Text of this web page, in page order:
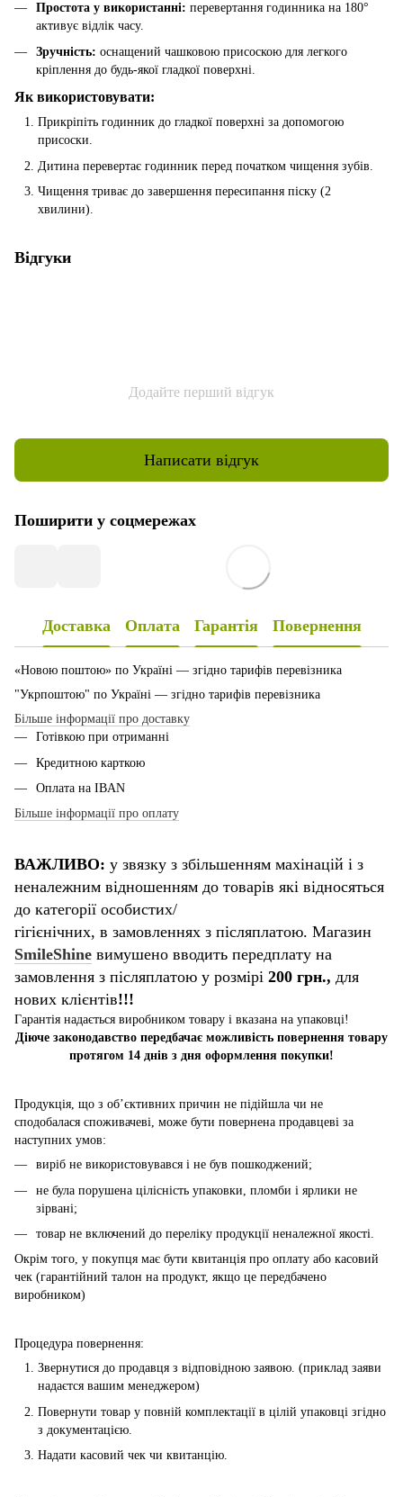
Простота у використанні: перевертання годинника на 180°
активує відлік часу.
Зручність: оснащений чашковою присоскою для легкого
кріплення до будь-якої гладкої поверхні.
Як використовувати:
Прикріпіть годинник до гладкої поверхні за допомогою
присоски.
Дитина перевертає годинник перед початком чищення зубів.
Чищення триває до завершення пересипання піску (2
хвилини).
Відгуки
Додайте перший відгук
Написати відгук
Поширити у соцмережах
Доставка Оплата Гарантія Повернення
«Новою поштою» по Україні — згідно тарифів перевізника
"Укрпоштою" по Україні — згідно тарифів перевізника
Більше інформації про доставку
Готівкою при отриманні
Кредитною карткою
Оплата на IBAN
Більше інформації про оплату
ВАЖЛИВО: у звязку з збільшенням махінацій і з
неналежним відношенням до товарів які відносяться
до категорії особистих/
гігієнічних, в замовленнях з післяплатою. Магазин
SmileShine вимушено вводить передплату на
замовлення з післяплатою у розмірі 200 грн., для
нових клієнтів!!!
Гарантія надається виробником товару і вказана на упаковці!
Діюче законодавство передбачає можливість повернення товару
протягом 14 днів з дня оформлення покупки!
Продукція, що з об’єктивних причин не підійшла чи не
сподобалася споживачеві, може бути повернена продавцеві за
наступних умов:
виріб не використовувався і не був пошкоджений;
не була порушена цілісність упаковки, пломби і ярлики не
зірвані;
товар не включений до переліку продукції неналежної якості.
Окрім того, у покупця має бути квитанція про оплату або касовий
чек (гарантійний талон на продукт, якщо це передбачено
виробником)
Процедура повернення:
Звернутися до продавця з відповідною заявою. (приклад заяви
надаєтся вашим менеджером)
Повернути товар у повній комплектації в цілій упаковці згідно
з документацією.
Надати касовий чек чи квитанцію.